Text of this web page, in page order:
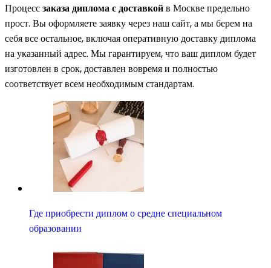
Процессзаказа диплома с доставкойв Москве предельно
прост. Вы оформляете заявку через наш сайт, а мы берем на
себя все остальное, включая оперативную доставку диплома
на указанный адрес. Мы гарантируем, что ваш диплом будет
изготовлен в срок, доставлен вовремя и полностью
соответствует всем необходимым стандартам.
Где приобрести диплом о средне специальном
образовании